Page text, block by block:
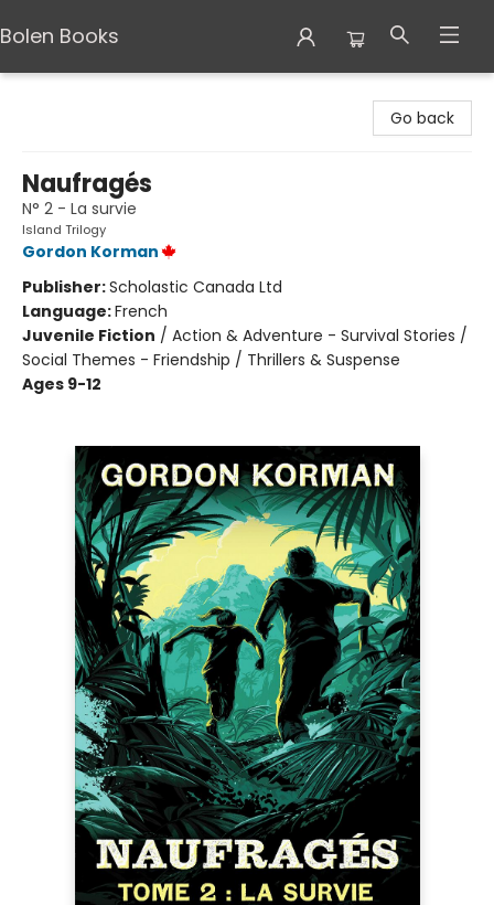
Bolen Books
Go back
Naufragés
N° 2 - La survie
Island Trilogy
Gordon Korman
Publisher:Scholastic Canada Ltd
Language:French
Juvenile Fiction / Action & Adventure - Survival Stories /
Social Themes - Friendship / Thrillers & Suspense
Ages 9-12